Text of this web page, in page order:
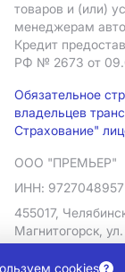
товаров и (или)
менеджерам
Кредит
РФ № 2673 от
Обязательное
владельцев
Страхование"
ООО "ПРЕМЬЕР"
ИНН: 9727048957
455017,
Магнитогорск,
Политика в
cookies